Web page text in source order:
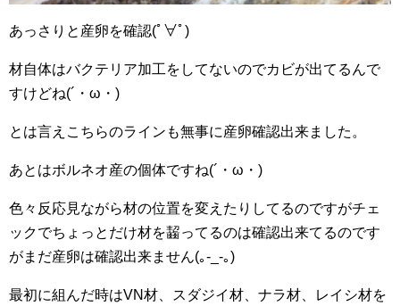
あっさりと産卵を確認(ﾟ∀ﾟ)
材自体はバクテリア加工をしてないのでカビが出てるんで
すけどね(´・ω・)
とは言えこちらのラインも無事に産卵確認出来ました。
あとはボルネオ産の個体ですね(´・ω・)
色々反応見ながら材の位置を変えたりしてるのですがチェ
ックでちょっとだけ材を齧ってるのは確認出来てるのです
がまだ産卵は確認出来ません(｡-_-｡)
最初に組んだ時はVN材、スダジイ材、ナラ材、レイシ材を